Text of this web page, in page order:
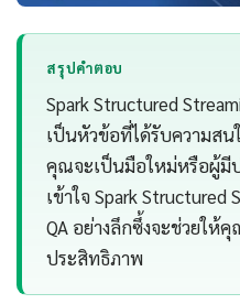
สรุปคำตอบ
Spark Structured
เป็นหัวข้อที่ได้รับความสน
คุณจะเป็นมือใหม่หรือผู้มี
เข้าใจ Spark Structured
QA อย่างลึกซึ้งจะช่วยให้
ประสิทธิภาพ